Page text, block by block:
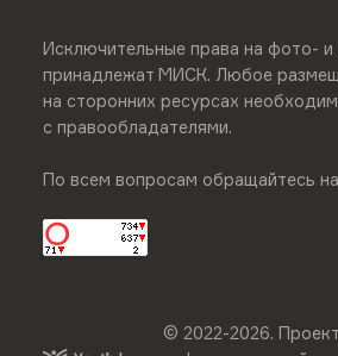
Исключительные права на фото-
принадлежат МИСК. Любое
на сторонних ресурсах
с правообладателями.
По всем вопросам обращайтесь на
© 2022-2026.